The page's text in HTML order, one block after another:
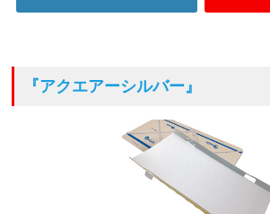
『アクエアーシルバー』